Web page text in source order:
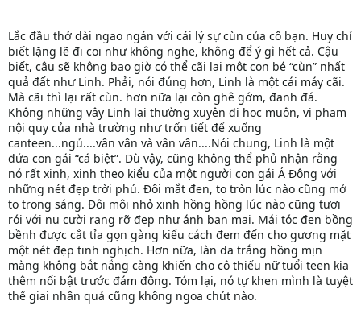
Lắc đầu thở dài ngao ngán với cái lý sự cùn của cô bạn. Huy chỉ
biết lặng lẽ đi coi như không nghe, không để ý gì hết cả. Cậu
biết, cậu sẽ không bao giờ có thể cãi lại một con bé “cùn” nhất
quả đất như Linh. Phải, nói đúng hơn, Linh là một cái máy cãi.
Mà cãi thì lại rất cùn. hơn nữa lại còn ghê gớm, đanh đá.
Không những vậy Linh lại thường xuyên đi học muộn, vi phạm
nội quy của nhà trường như trốn tiết để xuống
canteen...ngủ....vân vân và vân vân....Nói chung, Linh là một
đứa con gái “cá biệt”. Dù vậy, cũng không thể phủ nhận rằng
nó rất xinh, xinh theo kiểu của một người con gái Á Đông với
những nét đẹp trời phú. Đôi mắt đen, to tròn lúc nào cũng mở
to trong sáng. Đôi môi nhỏ xinh hồng hồng lúc nào cũng tươi
rói với nụ cười rạng rỡ đẹp như ánh ban mai. Mái tóc đen bồng
bềnh được cắt tỉa gọn gàng kiểu cách đem đến cho gương mặt
một nét đẹp tinh nghịch. Hơn nữa, làn da trắng hồng mịn
màng không bắt nắng càng khiến cho cô thiếu nữ tuổi teen kia
thêm nổi bật trước đám đông. Tóm lại, nó tự khen mình là tuyệt
thế giai nhân quả cũng không ngoa chút nào.